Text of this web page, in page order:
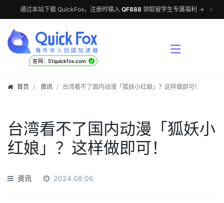
通过本站下载 QuickFox，注册时输入 QF888 领取留学生专属福利 → ✕
官网：51quickfox.com √
首页 资讯 台湾看不了国内动漫「狐妖小红娘」？这样做即可！
台湾看不了国内动漫「狐妖小
红娘」？这样做即可！
资讯 2024.08.06